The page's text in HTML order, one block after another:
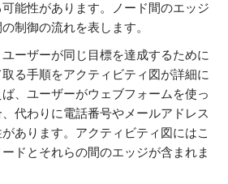
能性があります。ノード間のエッジ
制御の流れを表します。
ーザーが同じ目標を達成するために
る手順をアクティビティ図が詳細に
、ユーザーがウェブフォームを使っ
代わりに電話番号やメールアドレス
あります。アクティビティ図にはこ
ドとそれらの間のエッジが含まれま